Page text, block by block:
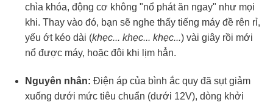
chìa khóa, động cơ không "nổ phát ăn ngay" như mọi
khi. Thay vào đó, bạn sẽ nghe thấy tiếng máy đề rên rỉ,
yếu ớt kéo dài (khẹc... khẹc... khẹc...) vài giây rồi mới
nổ được máy, hoặc đôi khi lịm hẳn.
Nguyên nhân: Điện áp của bình ắc quy đã sụt giảm
xuống dưới mức tiêu chuẩn (dưới 12V), dòng khởi